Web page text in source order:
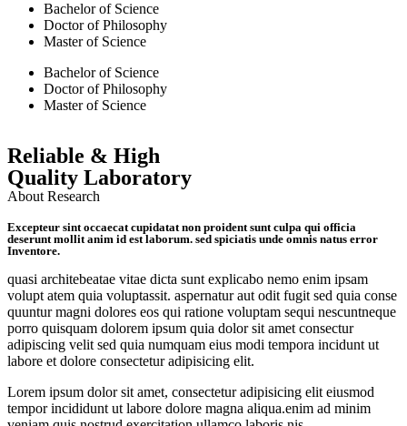
Bachelor of Science
Doctor of Philosophy
Master of Science
Bachelor of Science
Doctor of Philosophy
Master of Science
Reliable & High
Quality Laboratory
About Research
Excepteur sint occaecat cupidatat non proident sunt culpa qui officia
deserunt mollit anim id est laborum. sed spiciatis unde omnis natus error
Inventore.
quasi architebeatae vitae dicta sunt explicabo nemo enim ipsam
volupt atem quia voluptassit. aspernatur aut odit fugit sed quia conse
quuntur magni dolores eos qui ratione voluptam sequi nescuntneque
porro quisquam dolorem ipsum quia dolor sit amet consectur
adipiscing velit sed quia numquam eius modi tempora incidunt ut
labore et dolore consectetur adipisicing elit.
Lorem ipsum dolor sit amet, consectetur adipisicing elit eiusmod
tempor incididunt ut labore dolore magna aliqua.enim ad minim